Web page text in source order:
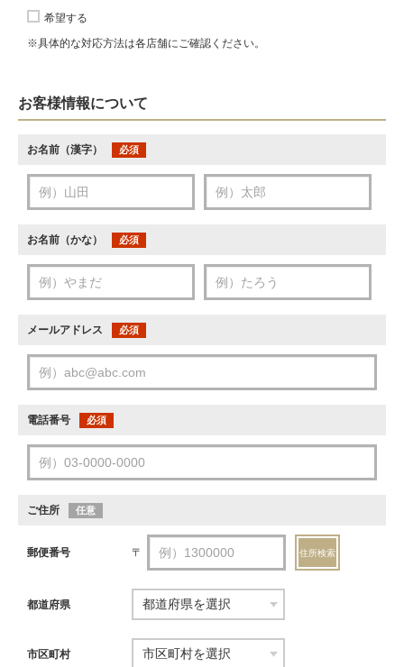
希望する
※具体的な対応方法は各店舗にご確認ください。
お客様情報について
お名前（漢字） 必須
お名前（かな） 必須
メールアドレス 必須
電話番号 必須
ご住所 任意
郵便番号 〒 住所検索
都道府県
市区町村